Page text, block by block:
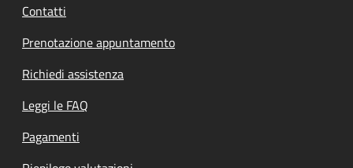
Contatti
Prenotazione appuntamento
Richiedi assistenza
Leggi le FAQ
Pagamenti